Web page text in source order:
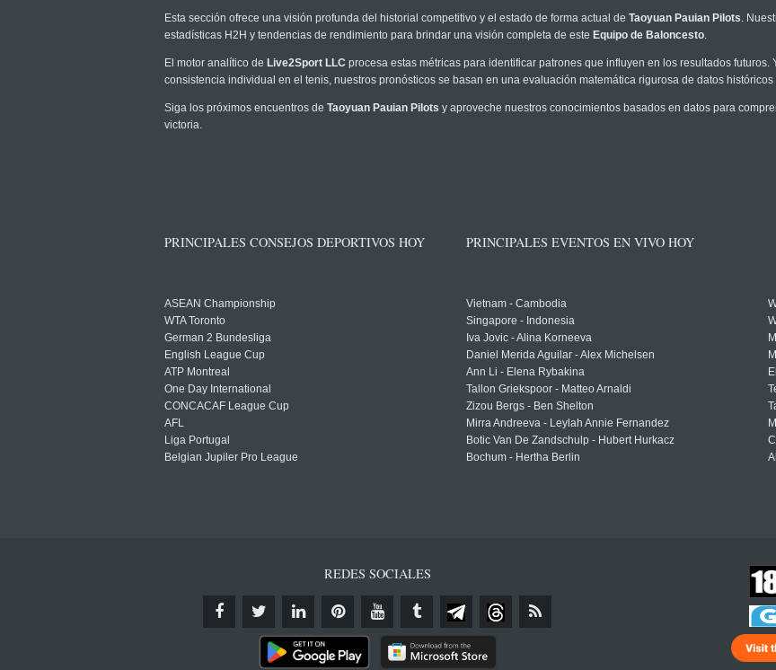
Esta sección ofrece una visión profunda del historial competitivo y el estado de forma actual de Taoyuan Pauian Pilots.
estadísticas H2H y tendencias de rendimiento para brindar una visión completa de este Equipo de Baloncesto.
El motor analítico de Live2Sport LLC procesa estas métricas para identificar patrones que influyen en los resultados
consistencia individual en el tenis, nuestros pronósticos se basan en una evaluación matemática rigurosa de datos
Siga los próximos encuentros de Taoyuan Pauian Pilots y aproveche nuestros conocimientos basados en datos para
victoria.
PRINCIPALES CONSEJOS DEPORTIVOS HOY
ASEAN Championship
WTA Toronto
German 2 Bundesliga
English League Cup
ATP Montreal
One Day International
CONCACAF League Cup
AFL
Liga Portugal
Belgian Jupiler Pro League
PRINCIPALES EVENTOS EN VIVO HOY
Vietnam - Cambodia
Singapore - Indonesia
Iva Jovic - Alina Korneeva
Daniel Merida Aguilar - Alex Michelsen
Ann Li - Elena Rybakina
Tallon Griekspoor - Matteo Arnaldi
Zizou Bergs - Ben Shelton
Mirra Andreeva - Leylah Annie Fernandez
Botic Van De Zandschulp - Hubert Hurkacz
Bochum - Hertha Berlin
REDES SOCIALES